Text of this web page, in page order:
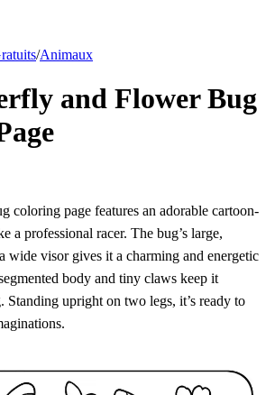
/Animaux
and Flower Bug
coloring page features an adorable cartoon-
a professional racer. The bug’s large,
wide visor gives it a charming and energetic
body and tiny claws keep it
Standing upright on two legs, it’s ready to